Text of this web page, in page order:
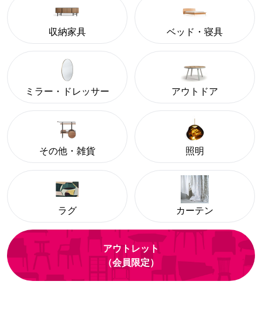
収納家具 ベッド・寝具
ミラー・ドレッサー アウトドア
その他・雑貨 照明
ラグ カーテン
アウトレット
（会員限定）